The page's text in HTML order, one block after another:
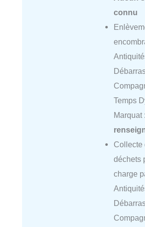
connu
Temps
Marquat :
Collecte
déchets
charge